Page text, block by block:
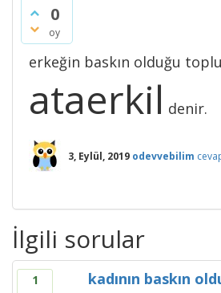
0
oy
erkeğin baskın olduğu
ataerkil denir.
3, Eylül, 2019 odevvebilim
İlgili sorular
1
kadının baskın